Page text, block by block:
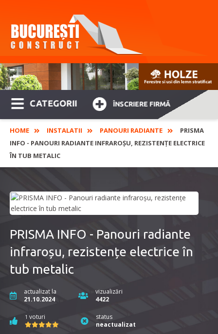
CATEGORII ÎNSCRIERE FIRMĂ
HOME INSTALATII PANOURI RADIANTE
PRISMA
INFO - PANOURI RADIANTE INFRAROȘU, REZISTENȚE ELECTRICE
ÎN TUB METALIC
PRISMA INFO - Panouri radiante
infraroșu, rezistențe electrice în
tub metalic
actualizat la
21.10.2024
vizualizări
4422
1 voturi
status
neactualizat